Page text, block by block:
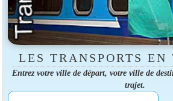
LES TRANSPORTS
Entrez votre ville de départ, votre ville de
trajet.